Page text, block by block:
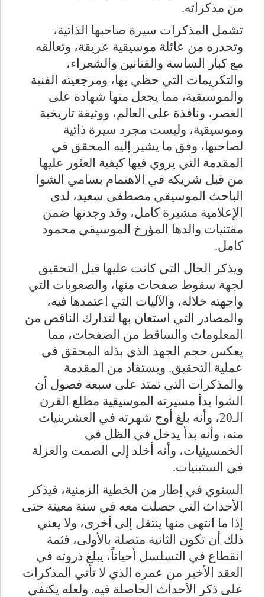
من مذكراته.
تشمل المذكرات سيرة صاحبها الذاتية،
وتحدره من عائلة موسيقية عريقة، وتعالقه
مع كبار الساسة والفنانين والشعراء،
والتكريمات التي حظي بها، ومرجعيته الفنية
والموسيقية، مما يجعل منها شهادة على
العصر، ونافذة على العالم، ووثيقة تاريخية
وموسيقية، وليست مجرد سيرة ذاتية
لصاحبها، وفق ما يشير إليه المحقق في
المقدمة التي يروي فيها كيفية العثور عليها
من قبل شريكه في الاهتمام بسامي الشوا
الباحث الموسيقي مصطفى سعيد، لدى
الإعلامية مشيرة كامل، وقد وجدتها ضمن
مقتنيات والدها المؤرخ الموسيقي محمود
كامل.
ويذكر الحال التي كانت عليها قبل التحقيق
لجهة سقوط صفحات منها، والصعوبات التي
واجهته خلاله، والآليات التي اعتمدها فيه،
والمصادر التي استعان بها لتدارك الناقص من
المعلومات والساقط من الصفحات، مما
يعكس حجم الجهد الذي بذله المحقق في
عملية التحقيق. ويستفاد من المقدمة
والمذكرات التي تمتد على سبعة فصول أن
الشوا بدأ مسيرته الموسيقية مطلع القرن
الـ20، وأنه بلغ أوج شهرته في العشرينيات
منه، وأنه بدأ يدخل في الظل في
الخمسينيات، وأنه أخلد إلى الصمت والعزلة
في الستينيات.
السنوي في إطار من الخطية الزمنية، فيذكر
الأحداث التي حصلت معه في سنة معينة حتى
إذا ما انتهى منها ينتقل إلى أخرى، ولا يعني
ذلك أن تكون الثانية متصلة بالأولى، فثمة
انقطاع في التسلسل أحياناً، يبلغ ذروته في
العقد الأخير من عمره الذي لا تأتي المذكرات
على ذكر الأحداث الحاصلة فيه. ولعله يكتفي